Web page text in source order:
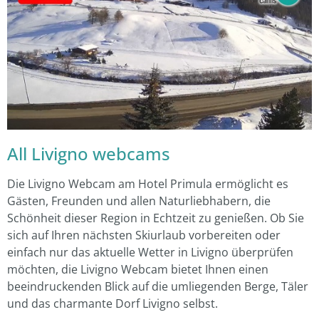
All Livigno webcams
Die Livigno Webcam am Hotel Primula ermöglicht es
Gästen, Freunden und allen Naturliebhabern, die
Schönheit dieser Region in Echtzeit zu genießen. Ob Sie
sich auf Ihren nächsten Skiurlaub vorbereiten oder
einfach nur das aktuelle Wetter in Livigno überprüfen
möchten, die Livigno Webcam bietet Ihnen einen
beeindruckenden Blick auf die umliegenden Berge, Täler
und das charmante Dorf Livigno selbst.